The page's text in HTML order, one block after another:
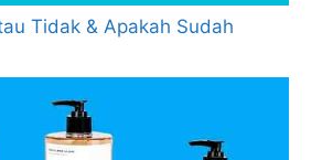
Tidak & Apakah Sudah